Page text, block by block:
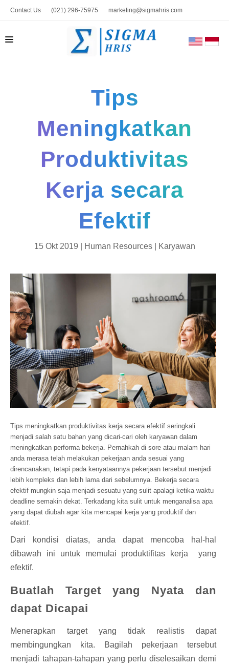
Contact Us (021) 296-75975 marketing@sigmahris.com
HUBUNGI KAMI
Tips
Meningkatkan
Produktivitas
Kerja secara
Efektif
15 Okt 2019 | Human Resources| Karyawan
Tips meningkatkan produktivitas kerja secara efektif seringkali
menjadi salah satu bahan yang dicari-cari oleh karyawan dalam
meningkatkan performa bekerja. Pernahkah di sore atau malam hari
anda merasa telah melakukan pekerjaan anda sesuai yang
direncanakan, tetapi pada kenyataannya pekerjaan tersebut menjadi
lebih kompleks dan lebih lama dari sebelumnya. Bekerja secara
efektif mungkin saja menjadi sesuatu yang sulit apalagi ketika waktu
deadline semakin dekat. Terkadang kita sulit untuk menganalisa apa
yang dapat diubah agar kita mencapai kerja yang produktif dan
efektif.
Dari kondisi diatas, anda dapat mencoba hal-hal
dibawah ini untuk memulai produktifitas kerja
yang
efektif.
Buatlah Target yang Nyata dan
dapat Dicapai
Menerapkan target yang tidak realistis dapat
membingungkan kita. Bagilah pekerjaan tersebut
menjadi tahapan-tahapan yang perlu diselesaikan demi